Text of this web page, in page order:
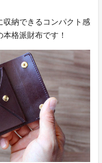
収納できるコンパクト感
格派財布です！